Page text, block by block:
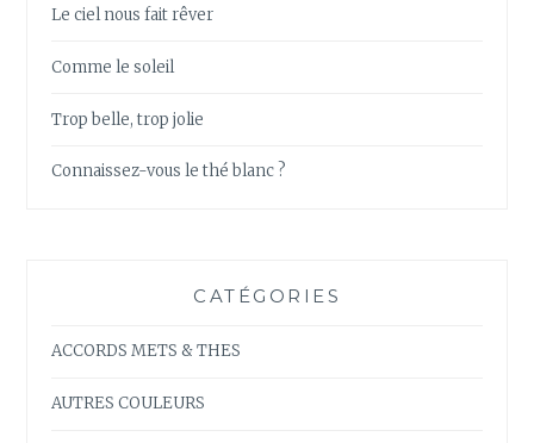
Le ciel nous fait rêver
Comme le soleil
Trop belle, trop jolie
Connaissez-vous le thé blanc ?
CATÉGORIES
ACCORDS METS & THES
AUTRES COULEURS